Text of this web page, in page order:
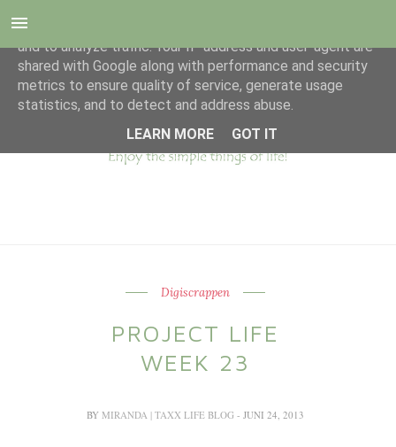
Digiscrappen
PROJECT LIFE
WEEK 23
BY MIRANDA | TAXX LIFE BLOG - JUNI 24, 2013
This site uses cookies from Google to deliver its services
and to analyze traffic. Your IP address and user-agent are
shared with Google along with performance and security
metrics to ensure quality of service, generate usage
statistics, and to detect and address abuse.
LEARN MORE
GOT IT